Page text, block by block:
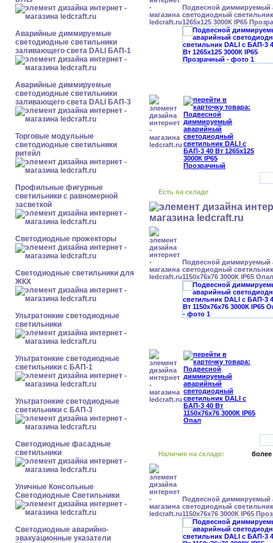
Аварийные диммируемые
светодиодные светильники
заливающего света DALI БАП-1
Аварийные диммируемые
светодиодные светильники
заливающего света DALI БАП-3
Торговые модульные
светодиодные светильники
ритейл
Профильные фигурные
светильники с равномерной
засветкой
Светодиодные прожекторы
Светодиодные светильники для
ЖКХ
Ультратонкие светодиодные
светильники
Ультратонкие светодиодные
светильники с БАП-1
Ультратонкие светодиодные
светильники с БАП-3
Светодиодные фасадные
светильники
Уличные Консольные
Светодиодные Светильники
Светодиодные аварийно-
эвакуационные указатели
Подвесной диммируемый
светодиодный
1265x125 3000К IP65
Есть на складе
Подвесной диммируемый
светодиодный
1150x76x76 3000К IP65 Опал
Наличие на складе: более
Подвесной диммируемый
светодиодный
1150x76x76 3000К IP65